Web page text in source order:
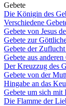
Gebete
Die Königin des
Verschiedene
Gebete von Jesus
Gebete zur
Gebete der
Gebete aus
Der Kreuzzug des
Gebete von der
Hingabe an das
Gebete um sich
Die Flamme der